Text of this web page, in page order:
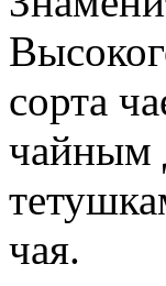
сорта
чайным
чая.